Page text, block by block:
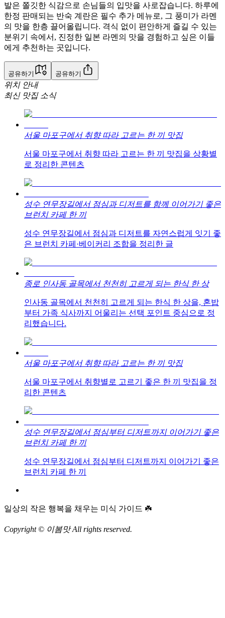
발은 쫄깃한 식감으로 손님들의 입맛을 사로잡습니다. 하루에
한정 판매되는 반숙 계란은 필수 추가 메뉴로, 그 풍미가 라멘
의 맛을 한층 끌어올립니다. 격식 없이 편안하게 즐길 수 있는
분위기 속에서, 진정한 일본 라멘의 맛을 경험하고 싶은 이들
에게 추천하는 곳입니다.
공유하기 공유하기
위치 안내
최신 맛집 소식
서울 마포구에서 취향 따라 고르는 한 끼 맛집
서울 마포구에서 취향 따라 고르는 한 끼 맛집을 상황별
로 정리한 콘텐츠
성수 연무장길에서 점심과 디저트를 함께 이어가기 좋은
브런치 카페 한 끼
성수 연무장길에서 점심과 디저트를 자연스럽게 잇기 좋
은 브런치 카페·베이커리 조합을 정리한 글
종로 인사동 골목에서 천천히 고르게 되는 한식 한 상
인사동 골목에서 천천히 고르게 되는 한식 한 상을, 혼밥
부터 가족 식사까지 어울리는 선택 포인트 중심으로 정
리했습니다.
서울 마포구에서 취향 따라 고르는 한 끼 맛집
서울 마포구에서 취향별로 고르기 좋은 한 끼 맛집을 정
리한 콘텐츠
성수 연무장길에서 점심부터 디저트까지 이어가기 좋은
브런치 카페 한 끼
성수 연무장길에서 점심부터 디저트까지 이어가기 좋은
브런치 카페 한 끼
일상의 작은 행복을 채우는 미식 가이드 ☘️
Copyright © 이봄맛 All rights reserved.